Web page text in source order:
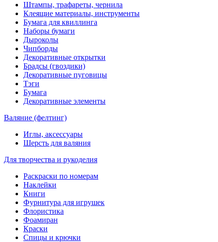
Штампы, трафареты, чернила
Клеящие материалы, инструменты
Бумага для квиллинга
Наборы бумаги
Дыроколы
Чипборды
Декоративные открытки
Брадсы (гвоздики)
Декоративные пуговицы
Тэги
Бумага
Декоративные элементы
Валяние (фелтинг)
Иглы, аксессуары
Шерсть для валяния
Для творчества и рукоделия
Раскраски по номерам
Наклейки
Книги
Фурнитура для игрушек
Флористика
Фоамиран
Краски
Спицы и крючки